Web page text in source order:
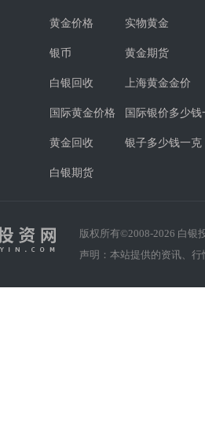
黄金价格 实物黄金
银币 黄金期货
白银回收 上海黄金金价
国际黄金价格 国际银价多少钱
黄金回收 银子多少钱一克
白银期货
版权所有©2008-2026 白银
声明：本站提供的资讯、